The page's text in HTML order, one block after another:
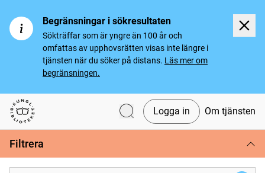
Begränsningar i sökresultaten
Sökträffar som är yngre än 100 år och
omfattas av upphovsrätten visas inte längre i
tjänsten när du söker på distans. Läs mer om
begränsningen.
Svenska tidningar
Logga in Om tjänsten
Filtrera